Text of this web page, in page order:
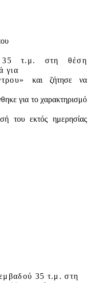
35 τ.μ. στη θέση
για
και ζήτησε να
για το χαρακτηρισμό
του εκτός ημερησίας
35 τ.μ. στη